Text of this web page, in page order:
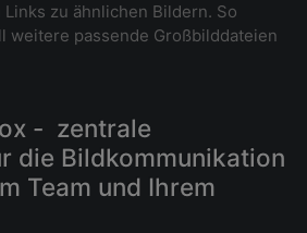
zu ähnlichen Bildern. So
weitere passende Großbilddateien
- zentrale
die Bildkommunikation
Team und Ihrem